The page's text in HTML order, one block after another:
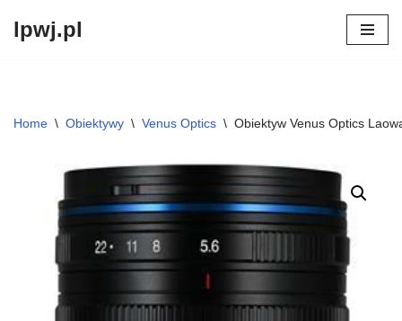
lpwj.pl
Home \ Obiektywy \ Venus Optics \ Obiektyw Venus Optics